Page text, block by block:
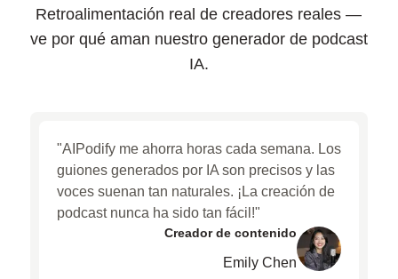
Retroalimentación real de creadores reales —
ve por qué aman nuestro generador de podcast
IA.
"AIPodify me ahorra horas cada semana. Los
guiones generados por IA son precisos y las
voces suenan tan naturales. ¡La creación de
podcast nunca ha sido tan fácil!"
Creador de contenido
Emily Chen